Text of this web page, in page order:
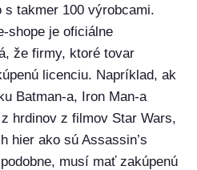
s takmer 100 výrobcami.
shope je oficiálne
že firmy, ktoré tovar
licenciu. Napríklad, ak
Batman-a, Iron Man-a
hrdinov z filmov Star Wars,
hier ako sú Assassin’s
musí mať zakúpenú